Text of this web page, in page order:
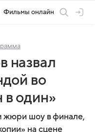
Фильмы онлайн
назвал
во
один»
жюри шоу в финале,
на сцене